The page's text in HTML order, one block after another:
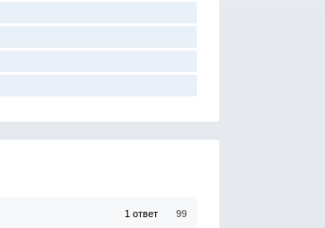
1 ответ 99